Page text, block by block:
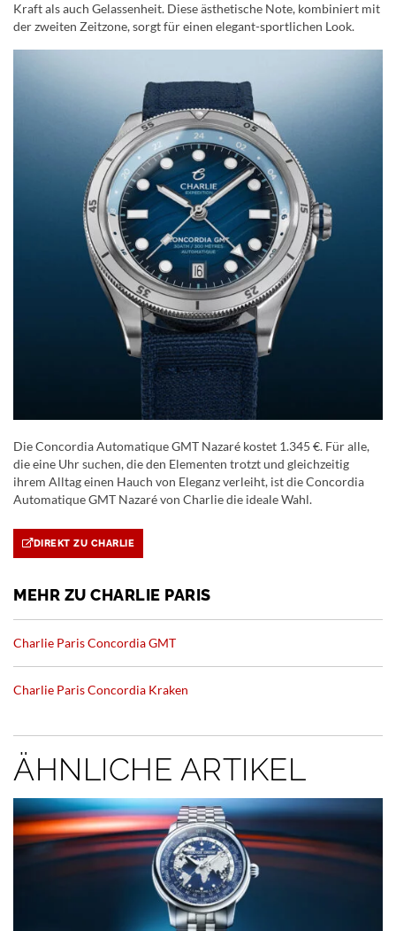
Kraft als auch Gelassenheit. Diese ästhetische Note, kombiniert mit
der zweiten Zeitzone, sorgt für einen elegant-sportlichen Look.
Die Concordia Automatique GMT Nazaré kostet 1.345 €. Für alle,
die eine Uhr suchen, die den Elementen trotzt und gleichzeitig
ihrem Alltag einen Hauch von Eleganz verleiht, ist die Concordia
Automatique GMT Nazaré von Charlie die ideale Wahl.
DIREKT ZU CHARLIE
MEHR ZU CHARLIE PARIS
Charlie Paris Concordia GMT
Charlie Paris Concordia Kraken
ÄHNLICHE ARTIKEL